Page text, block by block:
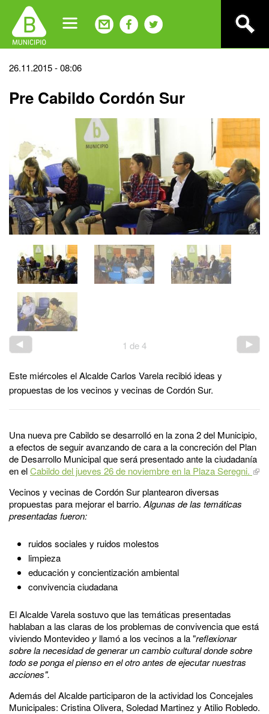
navigation
Back
top
26.11.2015 - 08:06
Pre Cabildo Cordón Sur
1 de4
Este miércoles el Alcalde Carlos Varela recibió ideas y
propuestas de los vecinos y vecinas de Cordón Sur.
Una nueva pre Cabildo se desarrolló en la zona 2 del Municipio,
a efectos de seguir avanzando de cara a la concreción del Plan
de Desarrollo Municipal que será presentado ante la ciudadanía
en elCabildo del jueves 26 de noviembre en la Plaza Seregni.
Vecinos y vecinas de Cordón Sur plantearon diversas
propuestas para mejorar el barrio. Algunas de las temáticas
presentadas fueron:
ruidos sociales y ruidos molestos
limpieza
educación y concientización ambiental
convivencia ciudadana
El Alcalde Varela sostuvo que las temáticas presentadas
hablaban a las claras de los problemas de convivencia que está
viviendo Montevideo y llamó a los vecinos a la "reflexionar
sobre la necesidad de generar un cambio cultural donde sobre
todo se ponga el pienso en el otro antes de ejecutar nuestras
acciones".
Además del Alcalde participaron de la actividad los Concejales
Municipales: Cristina Olivera, Soledad Martinez y Atilio Robledo.